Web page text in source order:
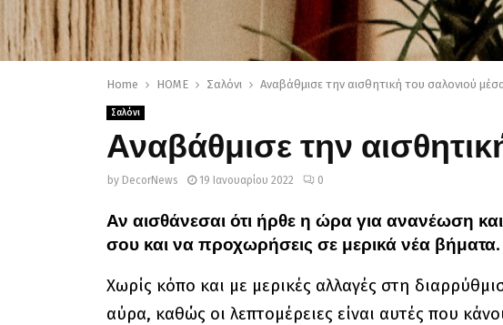
Home HOME Σαλόνι Αναβάθμισε την αισθητική του σαλονιού
Σαλόνι
Αναβάθμισε την
by DecorNews 19 Ιανουαρίου 2022 0
Αν αισθάνεσαι ότι ήρθε η ώρα για ανανέωση
σου και να προχωρήσεις σε μερικά νέα βήματα.
Χωρίς κόπο και με μερικές αλλαγές στη
αύρα, καθώς οι λεπτομέρειες είναι αυτές που